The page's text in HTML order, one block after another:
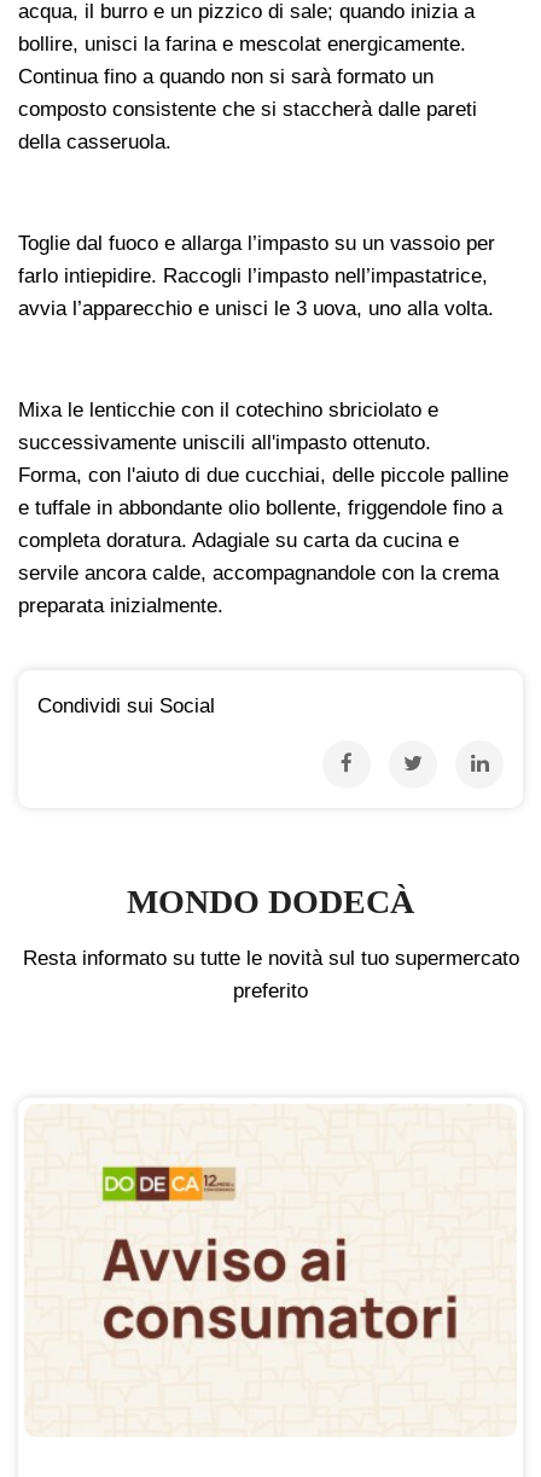
acqua, il burro e un pizzico di sale; quando inizia a
bollire, unisci la farina e mescolat energicamente.
Continua fino a quando non si sarà formato un
composto consistente che si staccherà dalle pareti
della casseruola.
Toglie dal fuoco e allarga l’impasto su un vassoio per
farlo intiepidire. Raccogli l’impasto nell’impastatrice,
avvia l’apparecchio e unisci le 3 uova, uno alla volta.
Mixa le lenticchie con il cotechino sbriciolato e
successivamente uniscili all'impasto ottenuto.
Forma, con l'aiuto di due cucchiai, delle piccole palline
e tuffale in abbondante olio bollente, friggendole fino a
completa doratura. Adagiale su carta da cucina e
servile ancora calde, accompagnandole con la crema
preparata inizialmente.
Condividi sui Social
MONDO DODECÀ
Resta informato su tutte le novità sul tuo supermercato
preferito